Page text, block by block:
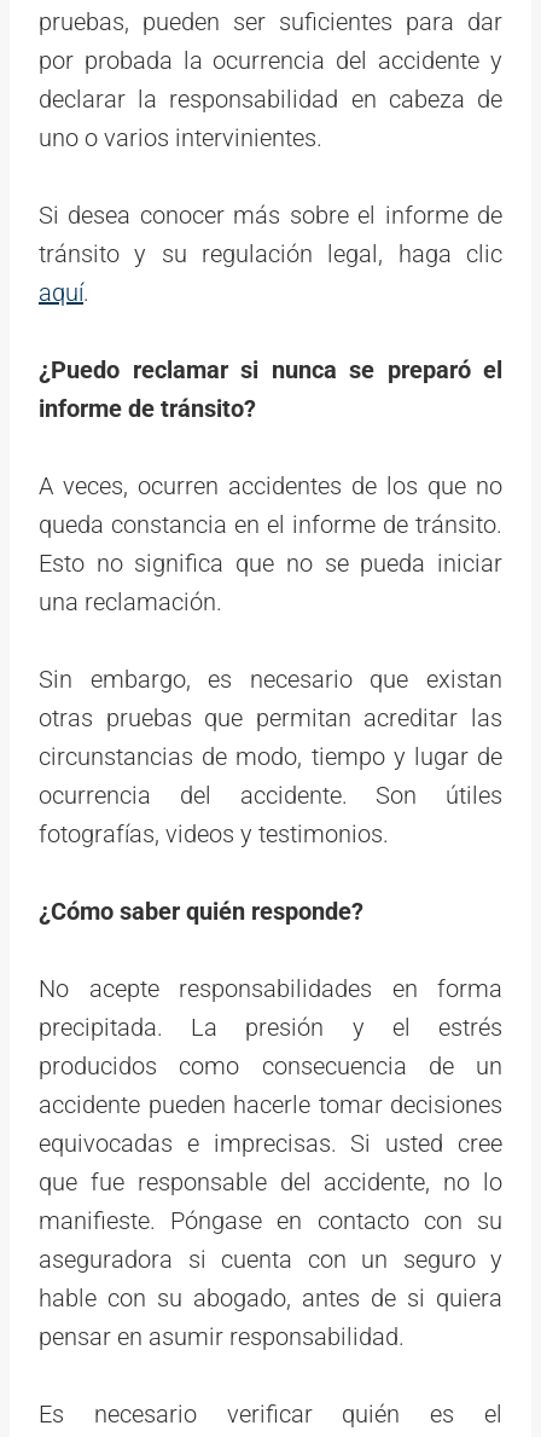
pruebas, pueden ser suficientes para dar
por probada la ocurrencia del accidente y
declarar la responsabilidad en cabeza de
uno o varios intervinientes.
Si desea conocer más sobre el informe de
tránsito y su regulación legal, haga clic
aquí.
¿Puedo reclamar si nunca se preparó el
informe de tránsito?
A veces, ocurren accidentes de los que no
queda constancia en el informe de tránsito.
Esto no significa que no se pueda iniciar
una reclamación.
Sin embargo, es necesario que existan
otras pruebas que permitan acreditar las
circunstancias de modo, tiempo y lugar de
ocurrencia del accidente. Son útiles
fotografías, videos y testimonios.
¿Cómo saber quién responde?
No acepte responsabilidades en forma
precipitada. La presión y el estrés
producidos como consecuencia de un
accidente pueden hacerle tomar decisiones
equivocadas e imprecisas. Si usted cree
que fue responsable del accidente, no lo
manifieste. Póngase en contacto con su
aseguradora si cuenta con un seguro y
hable con su abogado, antes de si quiera
pensar en asumir responsabilidad.
Es necesario verificar quién es el